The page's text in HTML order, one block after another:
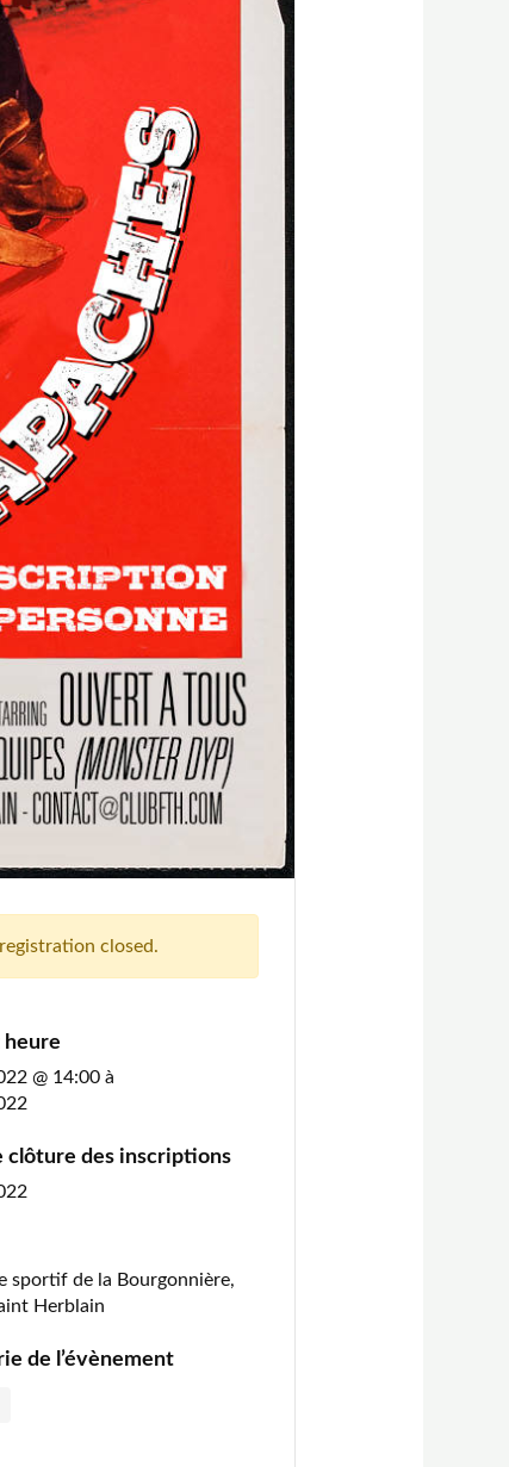
closed.
heure
@ 14:00à
clôture des inscriptions
sportif de la Bourgonnière,
Herblain
de l’évènement